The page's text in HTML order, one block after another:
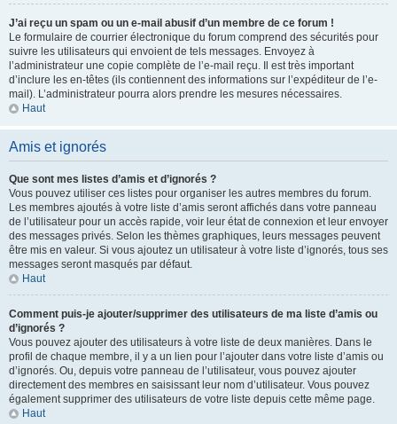
J’ai reçu un spam ou un e-mail abusif d’un membre de ce forum !
Le formulaire de courrier électronique du forum comprend des sécurités pour
suivre les utilisateurs qui envoient de tels messages. Envoyez à
l’administrateur une copie complète de l’e-mail reçu. Il est très important
d’inclure les en-têtes (ils contiennent des informations sur l’expéditeur de l’e-
mail). L’administrateur pourra alors prendre les mesures nécessaires.
Haut
Amis et ignorés
Que sont mes listes d’amis et d’ignorés ?
Vous pouvez utiliser ces listes pour organiser les autres membres du forum.
Les membres ajoutés à votre liste d’amis seront affichés dans votre panneau
de l’utilisateur pour un accès rapide, voir leur état de connexion et leur envoyer
des messages privés. Selon les thèmes graphiques, leurs messages peuvent
être mis en valeur. Si vous ajoutez un utilisateur à votre liste d’ignorés, tous ses
messages seront masqués par défaut.
Haut
Comment puis-je ajouter/supprimer des utilisateurs de ma liste d’amis ou
d’ignorés ?
Vous pouvez ajouter des utilisateurs à votre liste de deux manières. Dans le
profil de chaque membre, il y a un lien pour l’ajouter dans votre liste d’amis ou
d’ignorés. Ou, depuis votre panneau de l’utilisateur, vous pouvez ajouter
directement des membres en saisissant leur nom d’utilisateur. Vous pouvez
également supprimer des utilisateurs de votre liste depuis cette même page.
Haut